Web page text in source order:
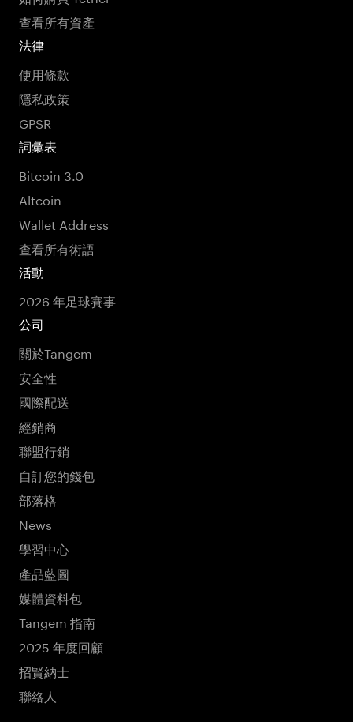
查看所有資產
法律
使用條款
隱私政策
GPSR
詞彙表
Bitcoin 3.0
Altcoin
Wallet Address
查看所有術語
活動
2026 年足球賽事
公司
關於Tangem
安全性
國際配送
經銷商
聯盟行銷
自訂您的錢包
部落格
News
學習中心
產品藍圖
媒體資料包
Tangem 指南
2025 年度回顧
招賢納士
聯絡人